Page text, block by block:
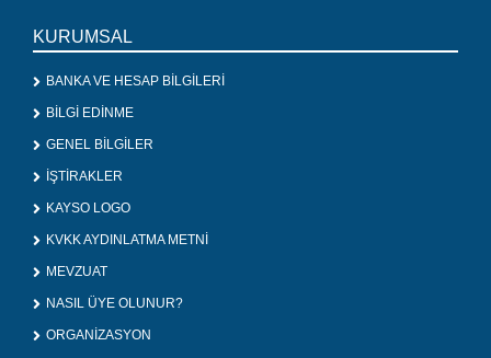
KURUMSAL
BANKA VE HESAP BİLGİLERİ
BİLGİ EDİNME
GENEL BİLGİLER
İŞTİRAKLER
KAYSO LOGO
KVKK AYDINLATMA METNİ
MEVZUAT
NASIL ÜYE OLUNUR?
ORGANİZASYON